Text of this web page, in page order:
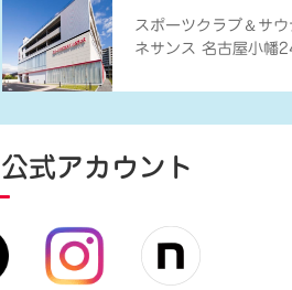
スポーツクラブ ＆ サ
ネサンス 名古屋小幡
公式アカウント